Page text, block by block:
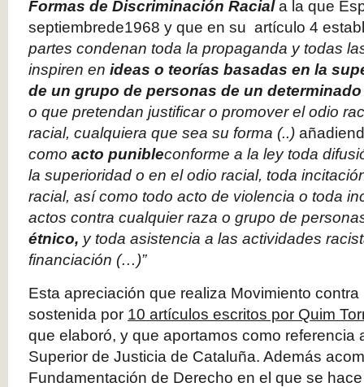
Formas de Discriminación Raciala la que
septiembrede1968 y que en su artículo 4
partes condenan toda la propaganda y todas
inspiren en ideas o teorías basadas en la
de un grupo de personas de un
o que pretendan justificar o promover el odio
racial, cualquiera que sea su forma (..)
como acto punibleconforme a la ley toda
la superioridad o en el odio racial, toda
racial, así como todo acto de violencia o toda
actos contra cualquier raza o grupo de
étnico, y toda asistencia a las actividades
financiación (…)”
Esta apreciación que realiza Movimiento
sostenida por 10 artículos escritos por Quim
que elaboró, y que aportamos como referencia
Superior de Justicia de Cataluña. Además
Fundamentación de Derecho en el que se